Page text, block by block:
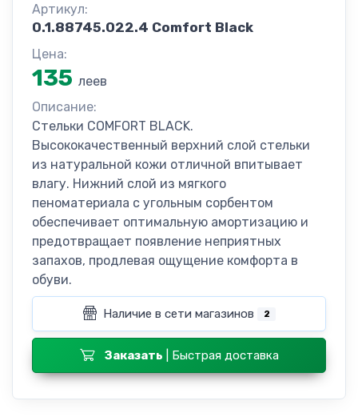
Артикул:
0.1.88745.022.4 Comfort Black
Цена:
135 леев
Описание:
Стельки COMFORT BLACK.
Высококачественный верхний слой стельки
из натуральной кожи отличной впитывает
влагу. Нижний слой из мягкого
пеноматериала с угольным сорбентом
обеспечивает оптимальную амортизацию и
предотвращает появление неприятных
запахов, продлевая ощущение комфорта в
обуви.
Наличие в сети магазинов 2
Заказать | Быстрая доставка